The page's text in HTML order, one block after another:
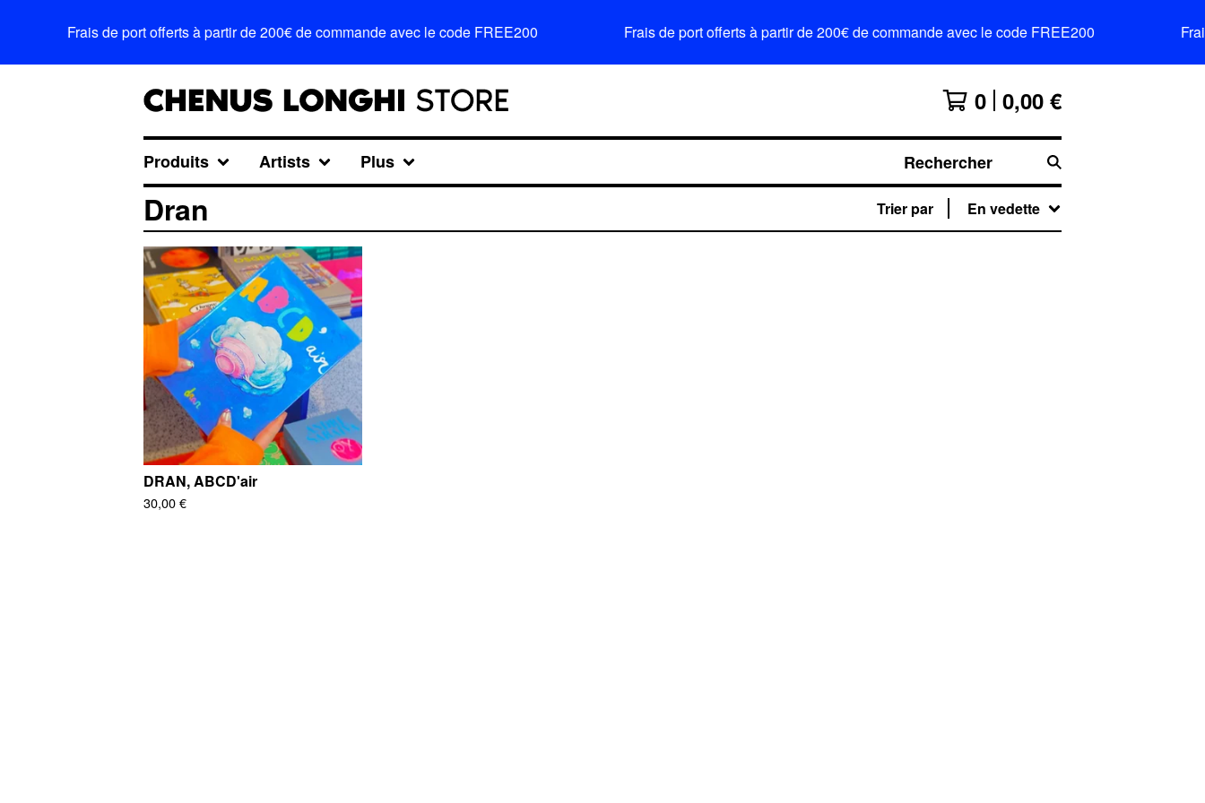
Frais de port offerts à partir de 200€ de commande avec le code FREE200 Frais de port offerts à partir de 200€ de commande avec le code FREE200
0 0,00 €
Produits Artists Plus Rechercher
Dran Trier par En vedette
DRAN, ABCD'air
30,00€